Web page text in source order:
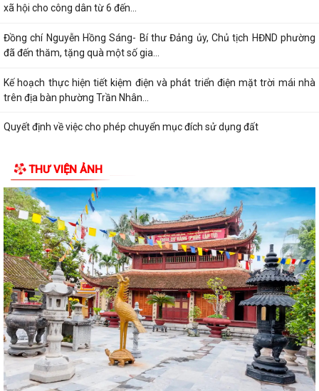
xã hội cho công dân từ 6 đến...
Đồng chí Nguyễn Hồng Sáng- Bí thư Đảng ủy, Chủ tịch HĐND phường
đã đến thăm, tặng quà một số gia...
Kế hoạch thực hiện tiết kiệm điện và phát triển điện mặt trời mái nhà
trên địa bàn phường Trần Nhân...
Quyết định về việc cho phép chuyển mục đích sử dụng đất
định kỳ, khám sàng lọc miễn...
Hội nghị giao ban cụm Thường trực Đảng ủy phụ trách triển khai
nhiệm vụ quý III năm 2026
Hội nghị triển khai Kế hoạch tổ chức Hội trại Thanh thiếu nhi phường
Trần Nhân Tông năm 2026
UBND phường tổ chức hội nghị triển khai công tác sản xuất vụ Mùa
năm 2026 và công tác phòng, chống...
Hoàng Gián long trọng tổ chức Lễ công bố Nghị quyết thành lập Tổ dân
phố
Công khai các Quyết định của Ủy ban nhân dân thành phố về thủ tục
THƯ VIỆN ẢNH